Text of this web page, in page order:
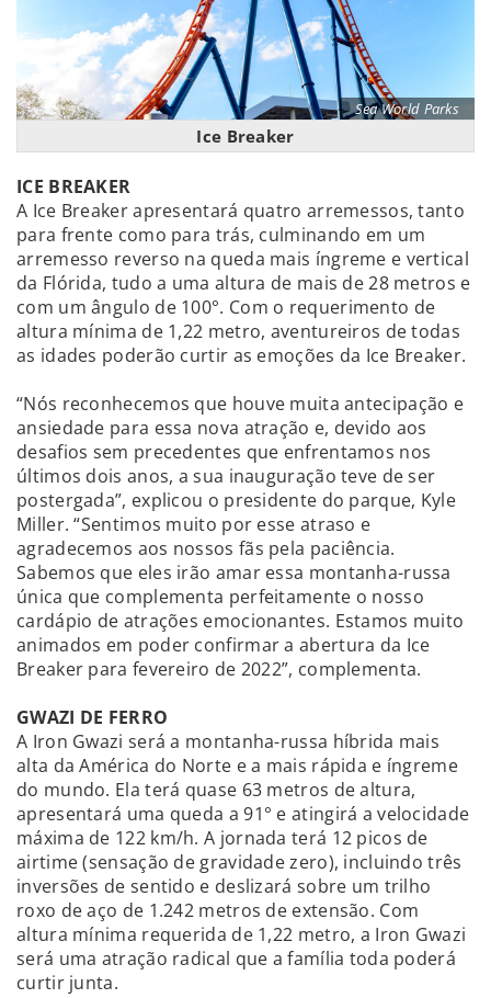
Sea World Parks
Ice Breaker
ICE BREAKER
A Ice Breaker apresentará quatro arremessos, tanto
para frente como para trás, culminando em um
arremesso reverso na queda mais íngreme e vertical
da Flórida, tudo a uma altura de mais de 28 metros e
com um ângulo de 100°. Com o requerimento de
altura mínima de 1,22 metro, aventureiros de todas
as idades poderão curtir as emoções da Ice Breaker.
“Nós reconhecemos que houve muita antecipação e
ansiedade para essa nova atração e, devido aos
desafios sem precedentes que enfrentamos nos
últimos dois anos, a sua inauguração teve de ser
postergada”, explicou o presidente do parque, Kyle
Miller. “Sentimos muito por esse atraso e
agradecemos aos nossos fãs pela paciência.
Sabemos que eles irão amar essa montanha-russa
única que complementa perfeitamente o nosso
cardápio de atrações emocionantes. Estamos muito
animados em poder confirmar a abertura da Ice
Breaker para fevereiro de 2022”, complementa.
GWAZI DE FERRO
A Iron Gwazi será a montanha-russa híbrida mais
alta da América do Norte e a mais rápida e íngreme
do mundo. Ela terá quase 63 metros de altura,
apresentará uma queda a 91° e atingirá a velocidade
máxima de 122 km/h. A jornada terá 12 picos de
airtime (sensação de gravidade zero), incluindo três
inversões de sentido e deslizará sobre um trilho
roxo de aço de 1.242 metros de extensão. Com
altura mínima requerida de 1,22 metro, a Iron Gwazi
será uma atração radical que a família toda poderá
curtir junta.